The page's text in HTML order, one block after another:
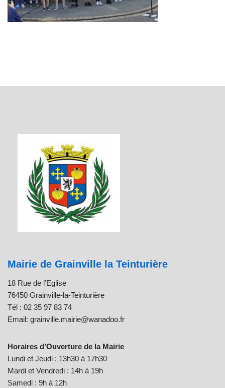
Mairie de Grainville la Teinturière
18 Rue de l’Eglise
76450 Grainville-la-Teinturière
Tél : 02 35 97 83 74
Email: grainville.mairie@wanadoo.fr
Horaires d’Ouverture de la Mairie
Lundi et Jeudi : 13h30 à 17h30
Mardi et Vendredi : 14h à 19h
Samedi : 9h à 12h